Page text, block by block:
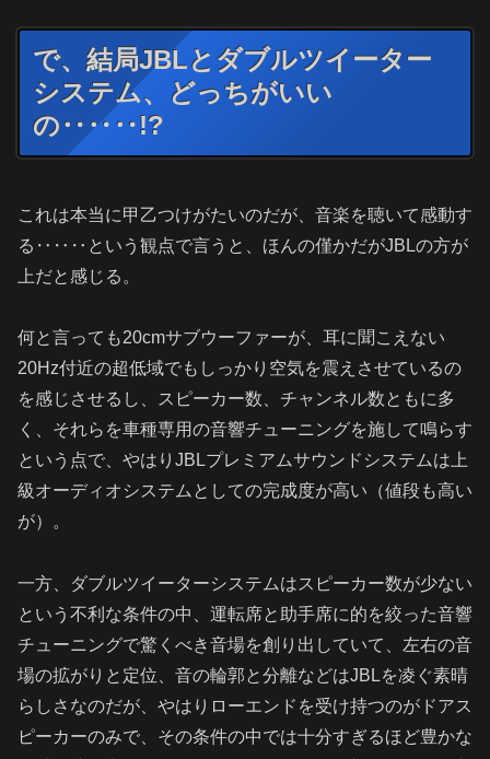
で、結局JBLとダブルツイーター
システム、どっちがいい
の‥‥‥!?
これは本当に甲乙つけがたいのだが、音楽を聴いて感動す
る‥‥‥という観点で言うと、ほんの僅かだがJBLの方が
上だと感じる。
何と言っても20cmサブウーファーが、耳に聞こえない
20Hz付近の超低域でもしっかり空気を震えさせているの
を感じさせるし、スピーカー数、チャンネル数ともに多
く、それらを車種専用の音響チューニングを施して鳴らす
という点で、やはりJBLプレミアムサウンドシステムは上
級オーディオシステムとしての完成度が高い（値段も高い
が）。
一方、ダブルツイーターシステムはスピーカー数が少ない
という不利な条件の中、運転席と助手席に的を絞った音響
チューニングで驚くべき音場を創り出していて、左右の音
場の拡がりと定位、音の輪郭と分離などはJBLを凌ぐ素晴
らしさなのだが、やはりローエンドを受け持つのがドアス
ピーカーのみで、その条件の中では十分すぎるほど豊かな